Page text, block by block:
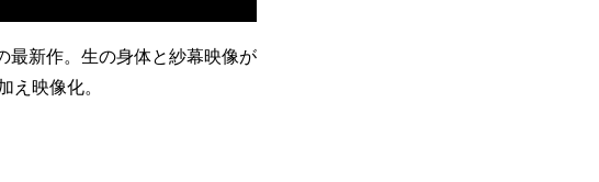
最新作。生の身体と紗幕映像が
え映像化。